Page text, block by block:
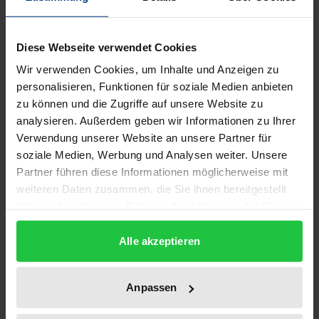
Diese Webseite verwendet Cookies
Wir verwenden Cookies, um Inhalte und Anzeigen zu
personalisieren, Funktionen für soziale Medien anbieten
zu können und die Zugriffe auf unsere Website zu
analysieren. Außerdem geben wir Informationen zu Ihrer
Verwendung unserer Website an unsere Partner für
soziale Medien, Werbung und Analysen weiter. Unsere
Partner führen diese Informationen möglicherweise mit
weiteren Daten zusammen, die Sie ihnen bereitgestellt
gesammelt haben.
Alle akzeptieren
Anpassen
machtpolitische Konzeption des Völkerrechts, die
ihn in die Nähe der realistischen Schule der
Internationalen Beziehungen rückt und ihn mit
Namen wie Hans J. Morgenthau oder Henry
Kissinger verbindet. Das Spannungsfeld zwischen
Völkerrecht und Politik war in der Tat einer der
Schwarzenberger, das ihn trotz seiner Verankerung
in der deutschen Völkerrechtstheorie der ersten
Hälfte des 20. Jahrhunderts zu einem Außenseiter in
dem wissenschaftlichen Werk Schwarzenbergers